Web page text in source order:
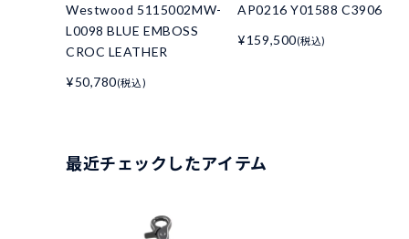
Westwood 5115002MW-
L0098 BLUE EMBOSS
CROC LEATHER
¥50,780(税込)
AP0216 Y01588 C3906
¥159,500(税込)
最近チェックしたアイテム